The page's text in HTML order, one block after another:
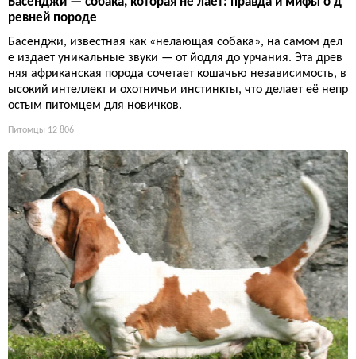
ревней породе
Басенджи, известная как «нелающая собака», на самом дел
е издает уникальные звуки — от йодля до урчания. Эта древ
няя африканская порода сочетает кошачью независимость, в
ысокий интеллект и охотничьи инстинкты, что делает её непр
остым питомцем для новичков.
Питомцы 12 806